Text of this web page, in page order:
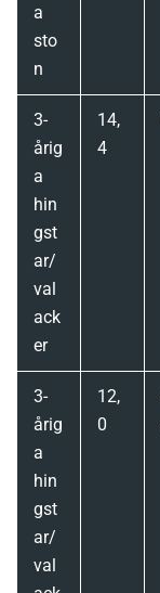
a
sto
n
3-
årig
a
hin
gst
ar/
val
ack
er
14,
4
3-
årig
a
hin
gst
ar/
val
12,
0